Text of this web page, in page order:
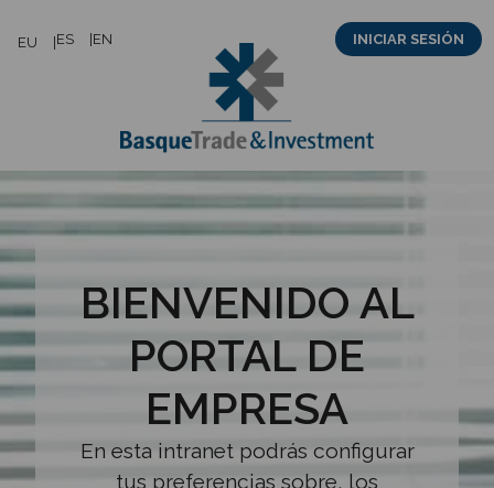
EU ES EN INICIAR SESIÓN
BIENVENIDO AL
PORTAL DE
EMPRESA
En esta intranet podrás configurar
tus preferencias sobre, los